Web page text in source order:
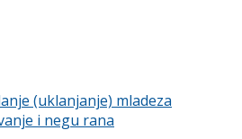
(uklanjanje) mladeza
i negu rana